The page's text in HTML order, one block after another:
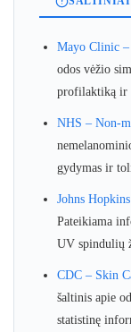
Mayo Clinic –
odos vėžio
profilaktiką ir
NHS – Non-
gydymas ir
Johns
Pateikiama
UV spindulių
CDC – Skin
šaltinis apie
statistinę